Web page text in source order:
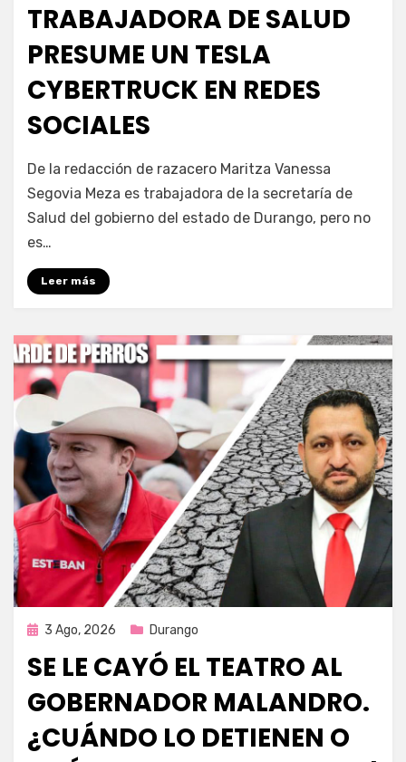
TRABAJADORA DE SALUD
PRESUME UN TESLA
CYBERTRUCK EN REDES
SOCIALES
por Fernando Miranda Servín
De la redacción de razacero Maritza Vanessa
Segovia Meza es trabajadora de la secretaría de
Salud del gobierno del estado de Durango, pero no
es…
Leer más
Publicada
3 Ago, 2026 Durango
SE LE CAYÓ EL TEATRO AL
GOBERNADOR MALANDRO.
¿CUÁNDO LO DETIENEN O